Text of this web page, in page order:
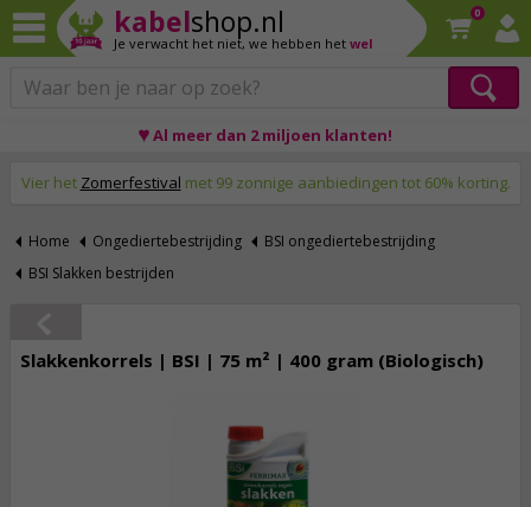
kabelshop.nl
Je verwacht het niet, we hebben het wel
0
♥ Al meer dan 2 miljoen klanten!
Vier het Zomerfestival met 99 zonnige aanbiedingen tot 60% korting.
Home Ongediertebestrijding
BSI ongediertebestrijding
BSI Slakken bestrijden
Slakkenkorrels | BSI | 75 m² | 400 gram (Biologisch)